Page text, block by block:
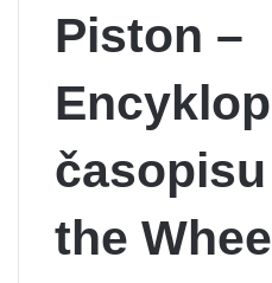
Piston –
the